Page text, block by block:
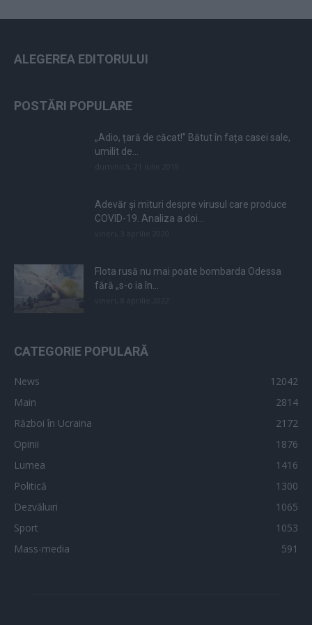
ALEGEREA EDITORULUI
POSTĂRI POPULARE
„Adio, țară de căcat!” Bătut în fața casei sale,
umilit de...
Adevăr și mituri despre virusul care produce
COVID-19. Analiza a doi...
Flota rusă nu mai poate bombarda Odessa
fără „s-o ia în...
CATEGORIE POPULARĂ
News
12042
Main
2814
Război în Ucraina
2172
Opinii
1876
Lumea
1416
Politică
1300
Dezvăluiri
1065
Sport
1053
Mass-media
591